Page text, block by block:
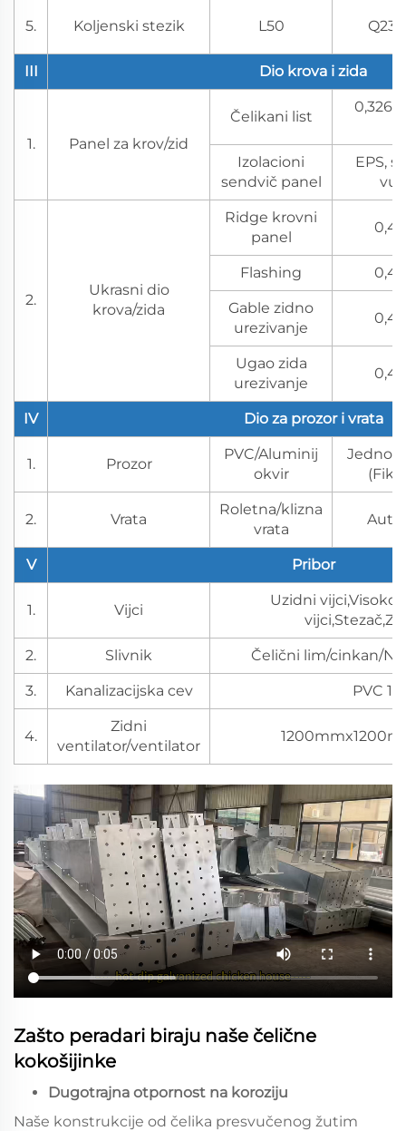
5. Koljenski stezik L50
III Dio krova i zida
1. Panel za krov/zid
Čelikani list
Izolacioni
sendvič panel
EPS,
2.
Ukrasni dio
krova/zida
Ridge krovni
panel
Flashing
Gable zidno
urezivanje
Ugao zida
urezivanje
IV Dio za prozor i vrata
1. Prozor
PVC/Aluminij
okvir
2. Vrata
Roletna/klizna
vrata
V Pribor
1. Vijci
Uzidni
2. Slivnik Čelični lim/cinkan/
3. Kanalizacijska cev PVC
4.
Zidni
ventilator/ventilator
Zašto peradari biraju naše čelične
kokošijinke
Dugotrajna otpornost na koroziju
Naše konstrukcije od čelika presvučenog žutim